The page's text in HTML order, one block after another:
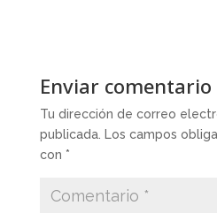
Enviar comentario
Tu dirección de correo
publicada. Los campos
con *